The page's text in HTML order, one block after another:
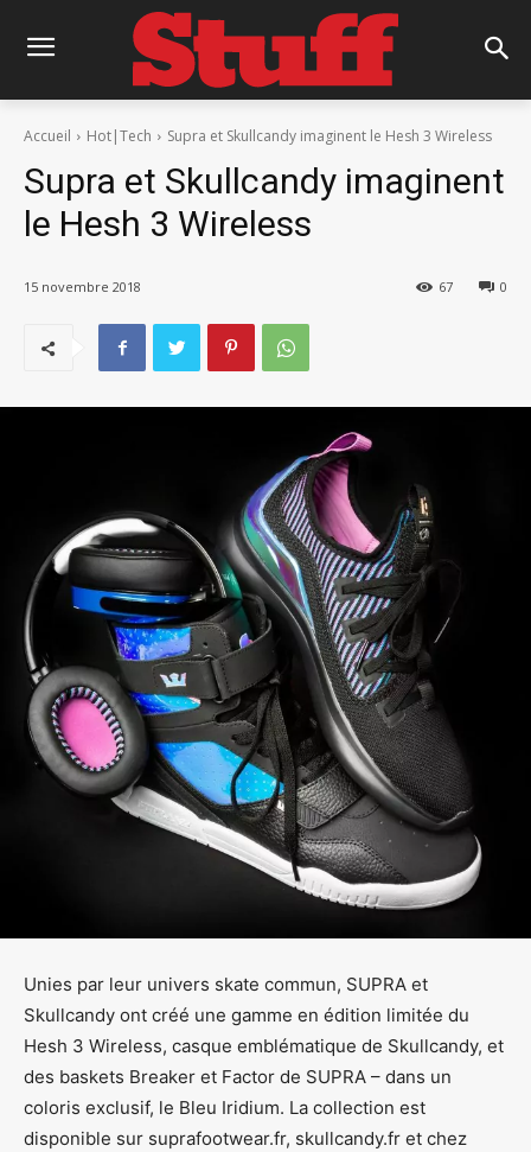
Accueil Hot|Tech Supra et Skullcandy imaginent le Hesh 3 Wireless
Supra et Skullcandy imaginent
le Hesh 3 Wireless
15 novembre 2018 0
67
Unies par leur univers skate commun, SUPRA et
Skullcandy ont créé une gamme en édition limitée du
Hesh 3 Wireless, casque emblématique de Skullcandy, et
des baskets Breaker et Factor de SUPRA – dans un
coloris exclusif, le Bleu Iridium. La collection est
disponible sur suprafootwear.fr, skullcandy.fr et chez